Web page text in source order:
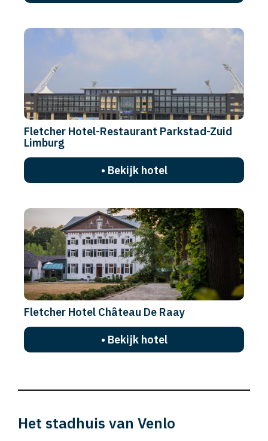
Fletcher Hotel-Restaurant Parkstad-Zuid
Limburg
• Bekijk hotel
Fletcher Hotel Château De Raay
• Bekijk hotel
Het stadhuis van Venlo